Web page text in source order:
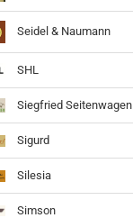
Seidel & Naumann
SHL
Siegfried Seitenwagen
Sigurd
Silesia
Simson